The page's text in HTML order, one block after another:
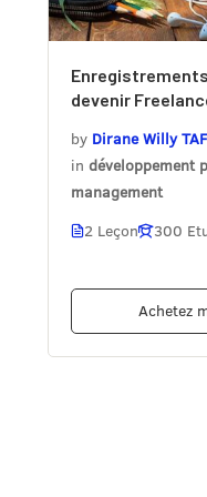
devenir
by Dirane Willy
in développement
management
2 Leçon
300
Achetez